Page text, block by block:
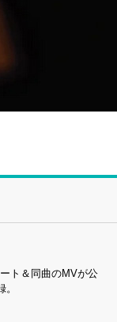
ト＆同曲のMVが公